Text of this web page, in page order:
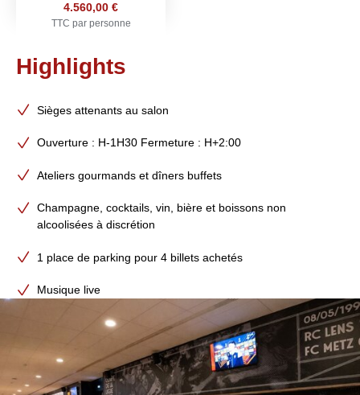
4.560,00 €
TTC par personne
Highlights
Sièges attenants au salon
Ouverture : H-1H30 Fermeture : H+2:00
Ateliers gourmands et dîners buffets
Champagne, cocktails, vin, bière et boissons non
alcoolisées à discrétion
1 place de parking pour 4 billets achetés
Musique live